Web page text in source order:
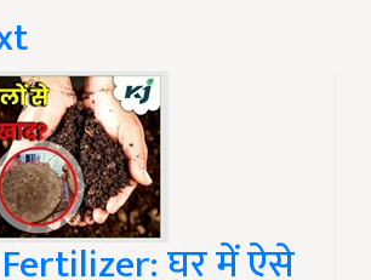
घर में ऐसे